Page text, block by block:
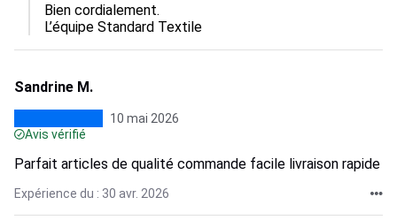
Bien cordialement.
L’équipe Standard Textile
Sandrine M.
10 mai 2026
Avis vérifié
Parfait articles de qualité commande facile livraison rapide
Expérience du : 30 avr. 2026